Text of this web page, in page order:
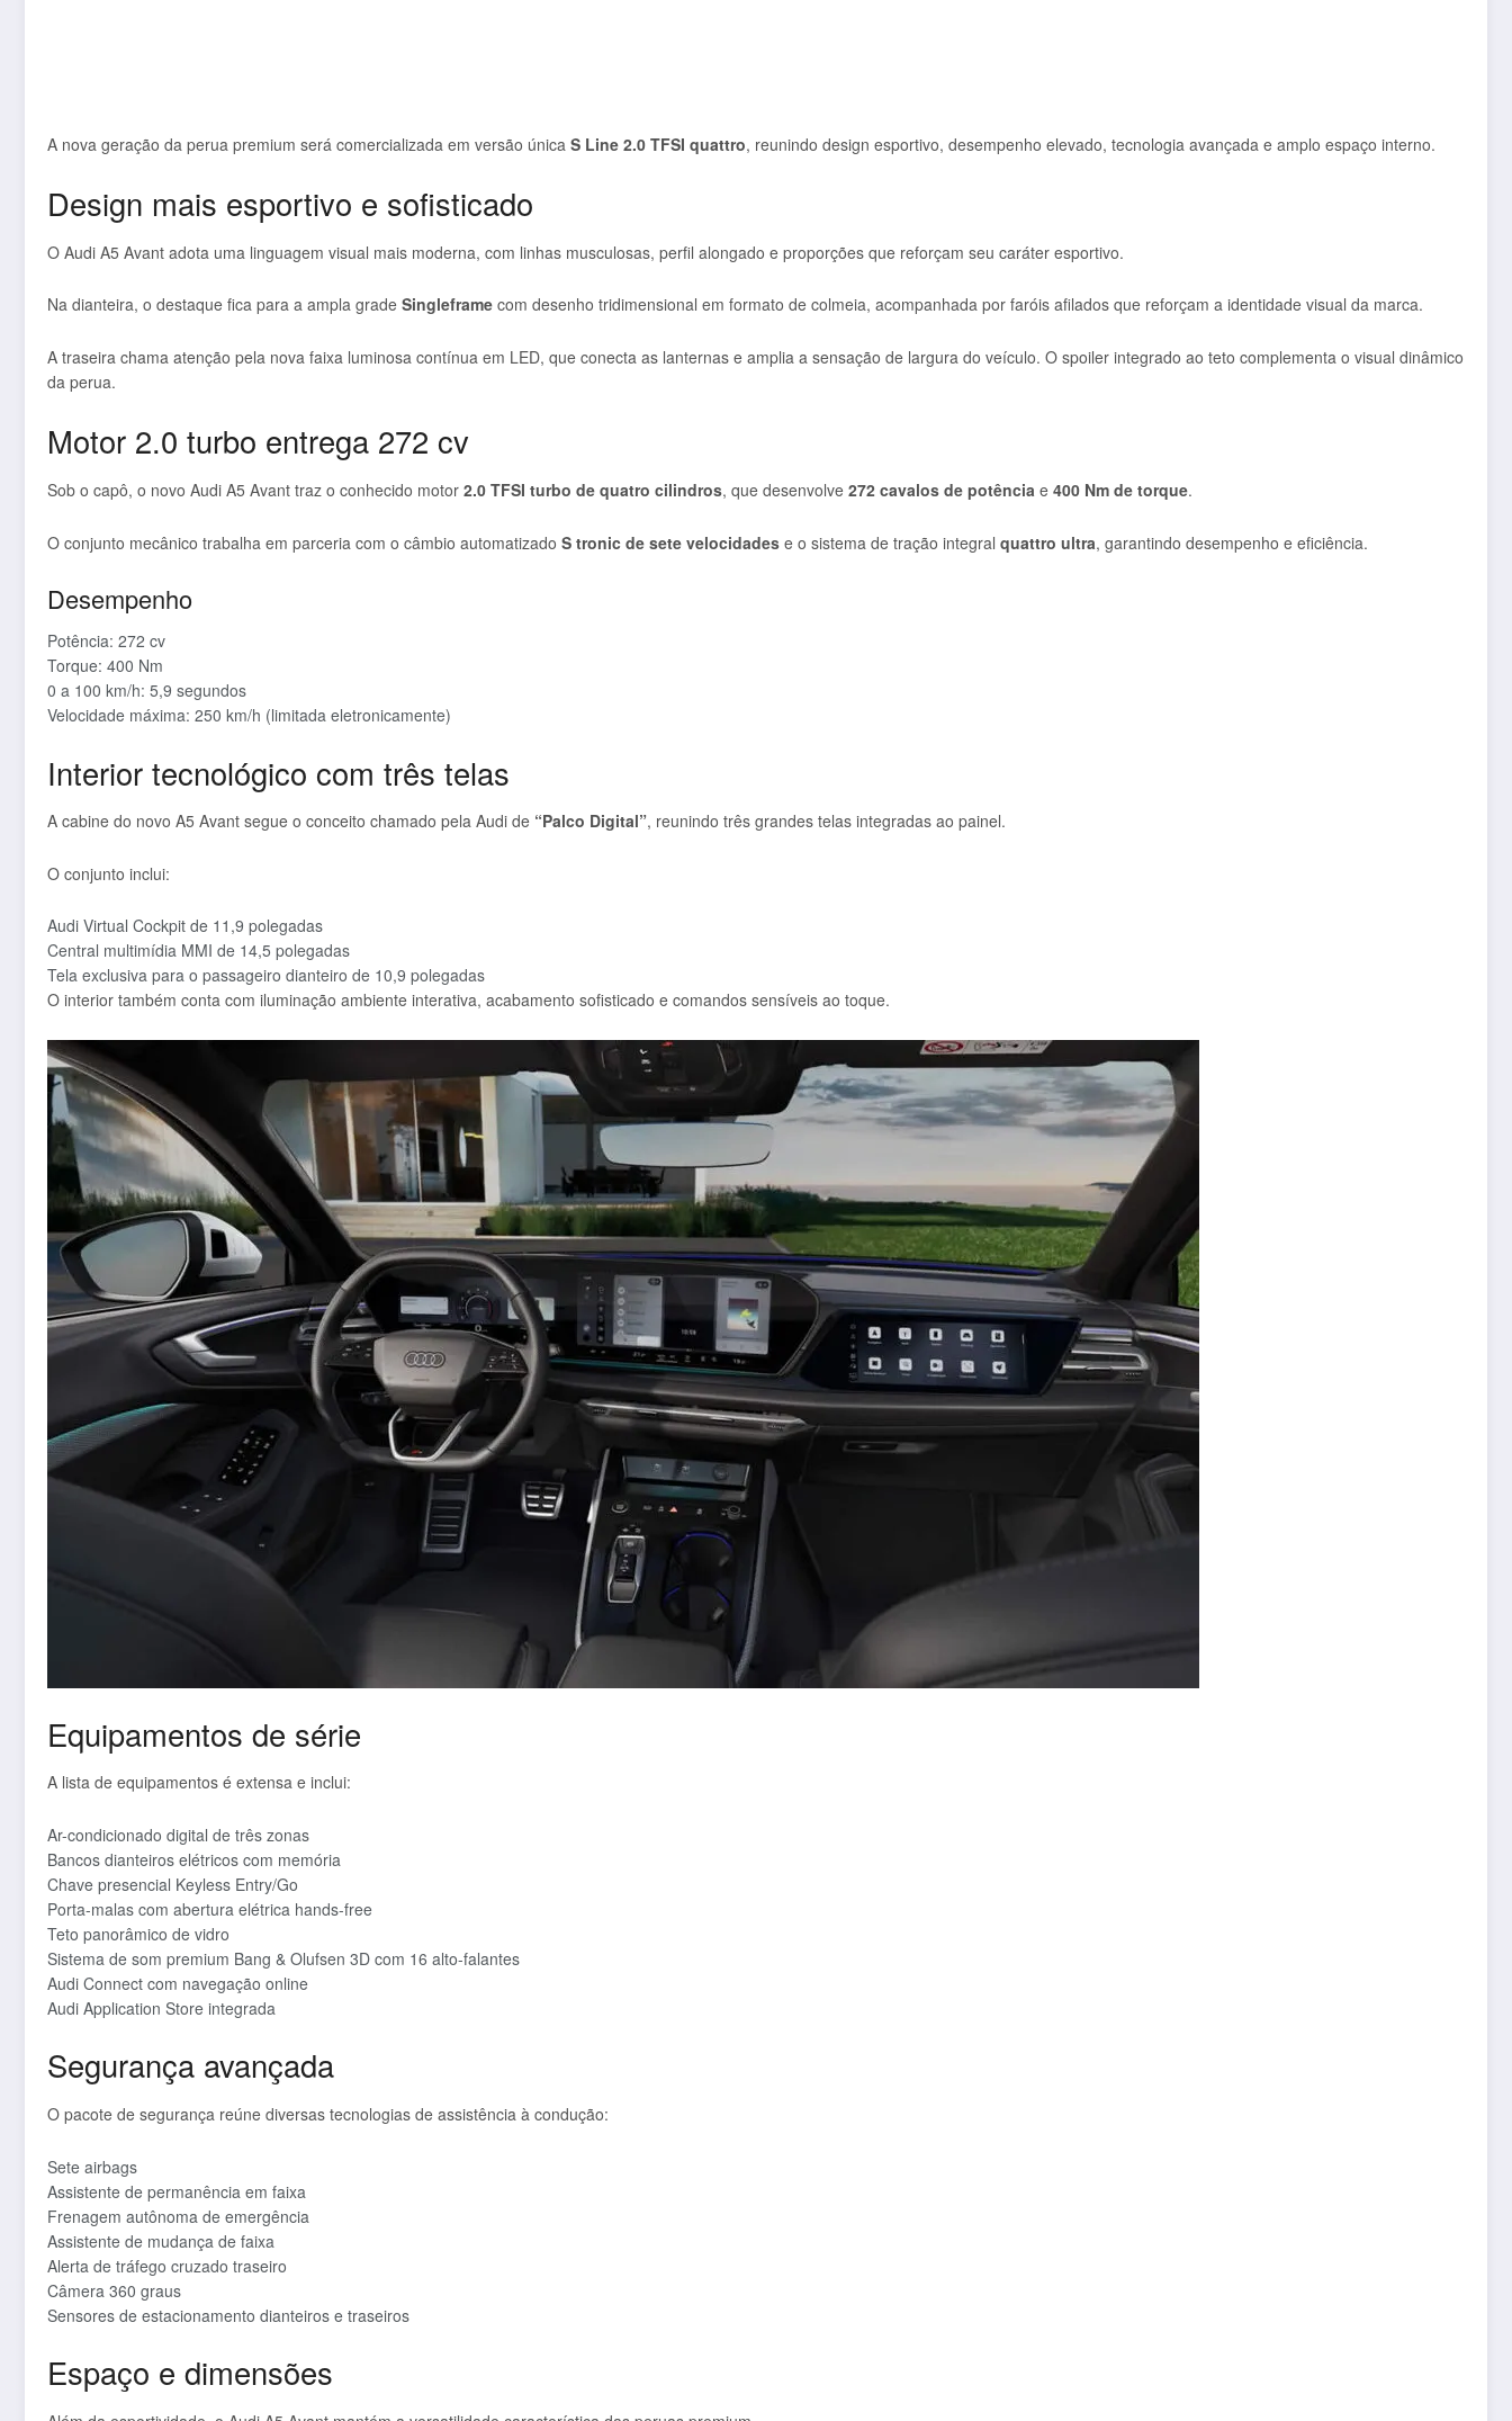
A nova geração da perua premium será comercializada em versão única S Line 2.0 TFSI quattro, reunindo design esportivo, desempenho elevado, tecnologia avançada e amplo espaço interno.
Design mais esportivo e sofisticado
O Audi A5 Avant adota uma linguagem visual mais moderna, com linhas musculosas, perfil alongado e proporções que reforçam seu caráter esportivo.
Na dianteira, o destaque fica para a ampla grade Singleframe com desenho tridimensional em formato de colmeia, acompanhada por faróis afilados que reforçam a identidade visual da marca.
A traseira chama atenção pela nova faixa luminosa contínua em LED, que conecta as lanternas e amplia a sensação de largura do veículo. O spoiler integrado ao teto complementa o visual dinâmico
da perua.
Motor 2.0 turbo entrega 272 cv
Sob o capô, o novo Audi A5 Avant traz o conhecido motor 2.0 TFSI turbo de quatro cilindros, que desenvolve 272 cavalos de potência e 400 Nm de torque.
O conjunto mecânico trabalha em parceria com o câmbio automatizado S tronic de sete velocidades e o sistema de tração integral quattro ultra, garantindo desempenho e eficiência.
Desempenho
Potência: 272 cv
Torque: 400 Nm
0 a 100 km/h: 5,9 segundos
Velocidade máxima: 250 km/h (limitada eletronicamente)
Interior tecnológico com três telas
A cabine do novo A5 Avant segue o conceito chamado pela Audi de “Palco Digital”, reunindo três grandes telas integradas ao painel.
O conjunto inclui:
Audi Virtual Cockpit de 11,9 polegadas
Central multimídia MMI de 14,5 polegadas
Tela exclusiva para o passageiro dianteiro de 10,9 polegadas
O interior também conta com iluminação ambiente interativa, acabamento sofisticado e comandos sensíveis ao toque.
Equipamentos de série
A lista de equipamentos é extensa e inclui:
Ar-condicionado digital de três zonas
Bancos dianteiros elétricos com memória
Chave presencial Keyless Entry/Go
Porta-malas com abertura elétrica hands-free
Teto panorâmico de vidro
Sistema de som premium Bang & Olufsen 3D com 16 alto-falantes
Audi Connect com navegação online
Audi Application Store integrada
Segurança avançada
O pacote de segurança reúne diversas tecnologias de assistência à condução:
Sete airbags
Assistente de permanência em faixa
Frenagem autônoma de emergência
Assistente de mudança de faixa
Alerta de tráfego cruzado traseiro
Câmera 360 graus
Sensores de estacionamento dianteiros e traseiros
Espaço e dimensões